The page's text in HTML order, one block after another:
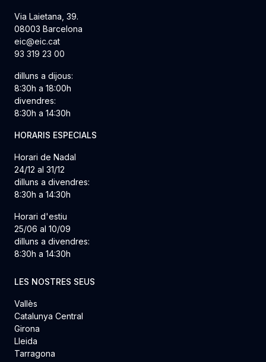
Via Laietana, 39.
08003 Barcelona
eic@eic.cat
93 319 23 00
dilluns a dijous:
8:30h a 18:00h
divendres:
8:30h a 14:30h
HORARIS ESPECIALS
Horari de Nadal
24/12 al 31/12
dilluns a divendres:
8:30h a 14:30h
Horari d'estiu
25/06 al 10/09
dilluns a divendres:
8:30h a 14:30h
LES NOSTRES SEUS
Vallès
Catalunya Central
Girona
Lleida
Tarragona